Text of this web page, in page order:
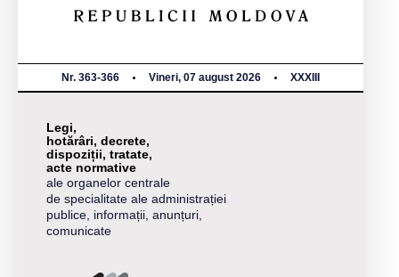
Nr. 363-366 Vineri, 07 august 2026 XXXIII
Legi,
hotărâri, decrete,
dispoziții, tratate,
acte normative
ale organelor centrale
de specialitate ale administrației
publice, informații, anunțuri,
comunicate